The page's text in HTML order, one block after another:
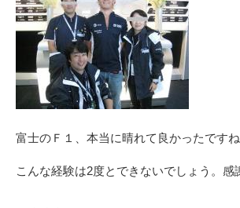
富士のＦ１、本当に晴れて良かったですね
こんな経験は2度とできないでしょう。感